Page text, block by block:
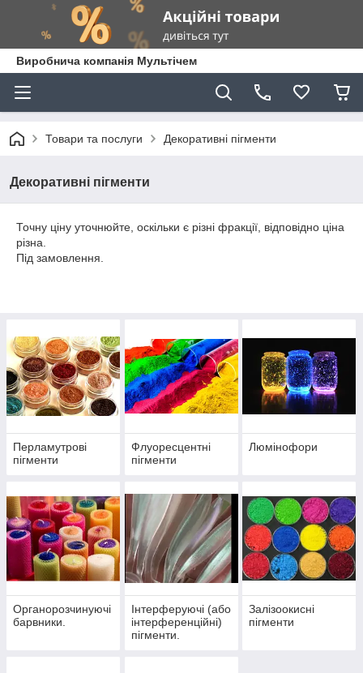
Виробнича компанія Мультічем
Товари та послуги Декоративні пігменти
Декоративні пігменти
Точну ціну уточнюйте, оскільки є різні фракції, відповідно ціна
різна.
Під замовлення.
Перламутрові
пігменти
Флуоресцентні
пігменти
Люмінофори
Органорозчинуючі
барвники.
Інтерферуючі (або
інтерференційні)
пігменти.
Залізоокисні
пігменти